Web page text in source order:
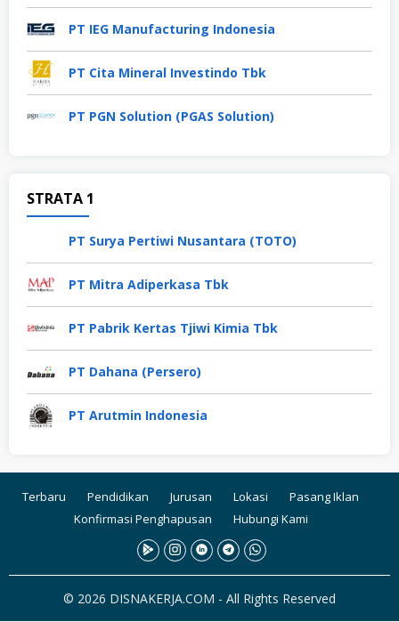
PT IEG Manufacturing Indonesia
PT Cita Mineral Investindo Tbk
PT PGN Solution (PGAS Solution)
STRATA 1
PT Surya Pertiwi Nusantara (TOTO)
PT Mitra Adiperkasa Tbk
PT Pabrik Kertas Tjiwi Kimia Tbk
PT Dahana (Persero)
PT Arutmin Indonesia
Terbaru Pendidikan Jurusan Lokasi
Pasang Iklan
Konfirmasi Penghapusan
Hubungi Kami
© 2026 DISNAKERJA.COM - All Rights Reserved